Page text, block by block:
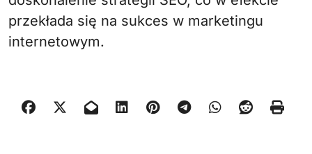
przekłada się na sukces w marketingu
internetowym.